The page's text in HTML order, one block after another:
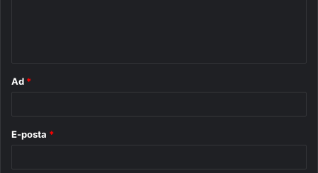
Ad *
E-posta *